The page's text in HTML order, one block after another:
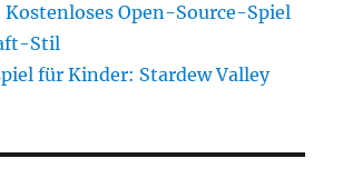
Kostenloses Open-Source-Spiel
Stil
für Kinder: Stardew Valley